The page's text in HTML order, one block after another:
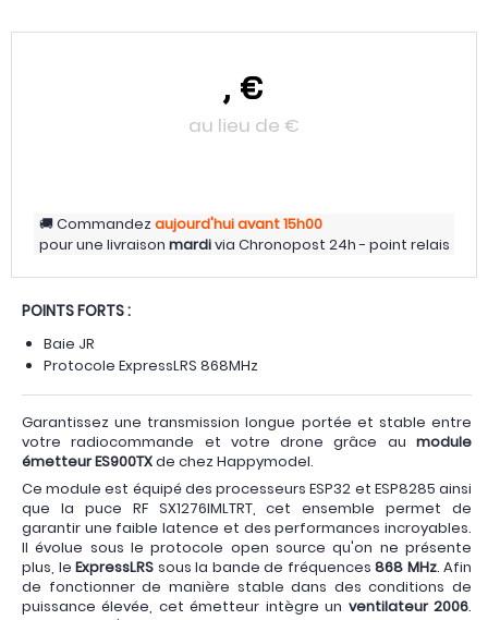
, €
au lieu de €
Commandezaujourd'huiavant 15h00
pour une livraison mardivia Chronopost 24h - point relais
POINTS FORTS :
Baie JR
Protocole ExpressLRS 868MHz
Garantissez une transmission longue portée et stable entre
votre radiocommande et votre drone grâce au module
émetteur ES900TXde chez Happymodel.
Ce module est équipé des processeurs ESP32 et ESP8285 ainsi
que la puce RF SX1276IMLTRT, cet ensemble permet de
garantir une faible latence et des performances incroyables.
Il évolue sous le protocole open source qu'on ne présente
plus, le ExpressLRS sous la bande de fréquences 868 MHz. Afin
de fonctionner de manière stable dans des conditions de
puissance élevée, cet émetteur intègre un ventilateur 2006.